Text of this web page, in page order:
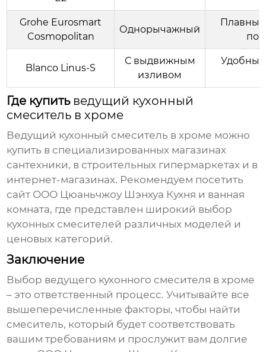
Grohe Eurosmart
Cosmopolitan
Однорычажный
Плавный
Blanco Linus-S
С выдвижным
изливом
Где купить ведущий кухонный
смеситель в хроме
Ведущий кухонный смеситель в хроме можно
купить в специализированных магазинах
сантехники, в строительных гипермаркетах и в
интернет-магазинах. Рекомендуем посетить
сайт ООО Цюаньчжоу Шэнхуа Кухня и ванная
комната, где представлен широкий выбор
кухонных смесителей различных моделей и
ценовых категорий.
Заключение
Выбор ведущего кухонного смесителя в хроме
– это ответственный процесс. Учитывайте все
вышеперечисленные факторы, чтобы найти
смеситель, который будет соответствовать
вашим требованиям и прослужит вам долгие